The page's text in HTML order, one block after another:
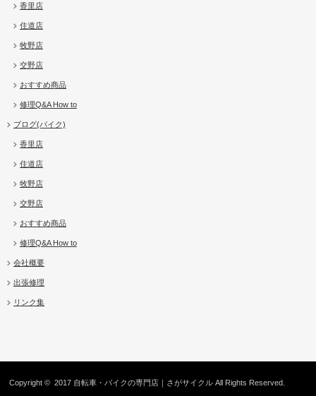
香里店
住道店
牧野店
交野店
おすすめ商品
修理Q&A How to
ブログ(バイク)
香里店
住道店
牧野店
交野店
おすすめ商品
修理Q&A How to
会社概要
出張修理
リンク集
Copyright © 2017 自転車・バイクの専門店｜さがサイクル All Rights Reserved.